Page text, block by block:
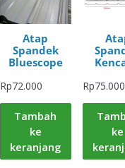
Atap
Spandek
Bluescope
Rp72.000
Tambah
ke
keranjang
Rp75.000
ke